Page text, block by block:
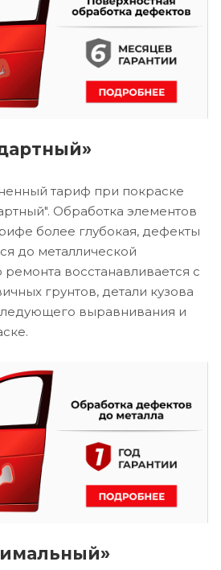
тариф при покраске
Обработка элементов
более глубокая, дефекты
до металлической
ремонта восстанавливается с
грунтов, детали кузова
выравнивания и